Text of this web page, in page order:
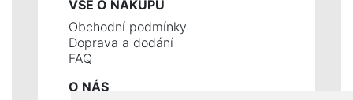
VŠE O NÁKUPU
Obchodní podmínky
Doprava a dodání
FAQ
O NÁS